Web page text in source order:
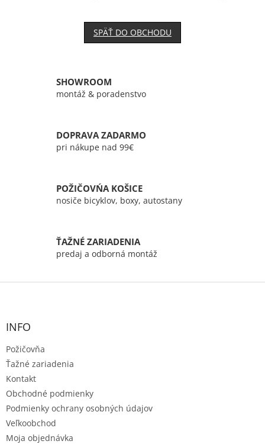
SPÄŤ DO OBCHODU
SHOWROOM
montáž & poradenstvo
DOPRAVA ZADARMO
pri nákupe nad 99€
POŽIČOVŃA KOŠICE
nosiče bicyklov, boxy, autostany
ŤAŽNÉ ZARIADENIA
predaj a odborná montáž
Z
INFO
Požičovňa
Ťažné zariadenia
Kontakt
Obchodné podmienky
Podmienky ochrany osobných údajov
Veľkoobchod
Moja objednávka